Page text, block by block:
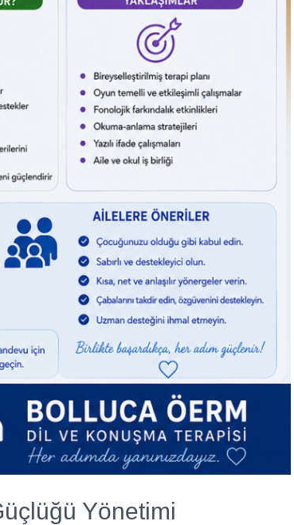
Yönetimi